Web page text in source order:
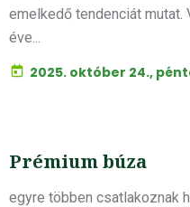
emelkedő tendenciát
éve...
2025. október 24.,
Prémium búza
egyre többen csatlakoznak